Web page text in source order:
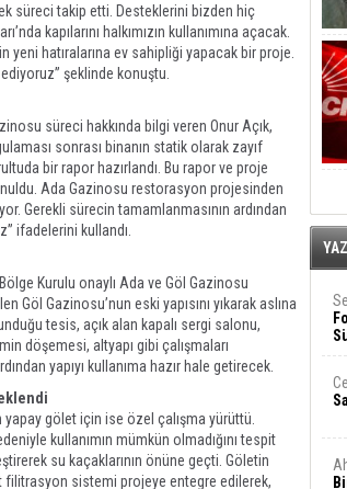
süreci takip etti. Desteklerini bizden hiç
kapılarını halkımızın kullanımına açacak.
hatıralarına ev sahipliği yapacak bir proje.
şeklinde konuştu.
süreci hakkında bilgi veren Onur Açık,
sonrası binanın statik olarak zayıf
bir rapor hazırlandı. Bu rapor ve proje
Ada Gazinosu restorasyon projesinden
Gerekli sürecin tamamlanmasının ardından
ifadelerini kullandı.
Kurulu onaylı Ada ve Göl Gazinosu
Gazinosu’nun eski yapısını yıkarak aslına
tesis, açık alan kapalı sergi salonu,
döşemesi, altyapı gibi çalışmaları
yapıyı kullanıma hazır hale getirecek.
yapay gölet için ise özel çalışma yürüttü.
kullanımın mümkün olmadığını tespit
su kaçaklarının önüne geçti. Göletin
sistemi projeye entegre edilerek,